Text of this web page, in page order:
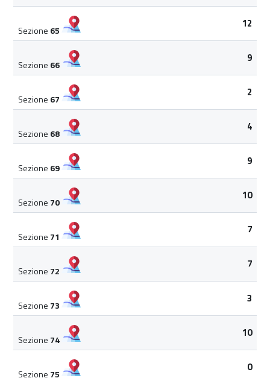
Sezione 65
12
Sezione 66
9
Sezione 67
2
Sezione 68
4
Sezione 69
9
Sezione 70
10
Sezione 71
7
Sezione 72
7
Sezione 73
3
Sezione 74
10
Sezione 75
0